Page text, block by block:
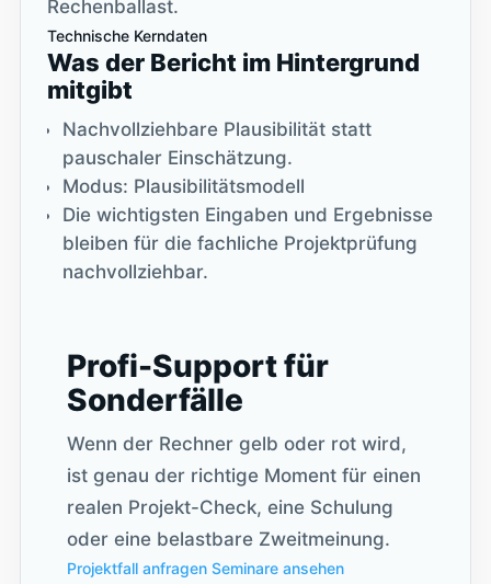
Rechenballast.
Technische Kerndaten
Was der Bericht im Hintergrund
mitgibt
Nachvollziehbare Plausibilität statt
pauschaler Einschätzung.
Modus: Plausibilitätsmodell
Die wichtigsten Eingaben und Ergebnisse
bleiben für die fachliche Projektprüfung
nachvollziehbar.
Profi-Support für
Sonderfälle
Wenn der Rechner gelb oder rot wird,
ist genau der richtige Moment für einen
realen Projekt-Check, eine Schulung
oder eine belastbare Zweitmeinung.
Projektfall anfragen Seminare ansehen